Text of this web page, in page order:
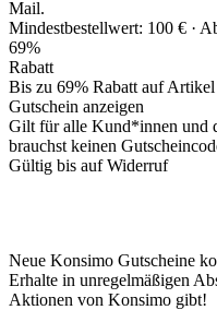
Mail.
Mindestbestellwert: 100 € ·
69%
Rabatt
Bis zu 69% Rabatt auf
Gutschein anzeigen
Gilt für alle Kund*innen und
brauchst keinen
Gültig bis auf Widerruf
Neue Konsimo Gutscheine
Erhalte in unregelmäßigen
Aktionen von Konsimo gibt!